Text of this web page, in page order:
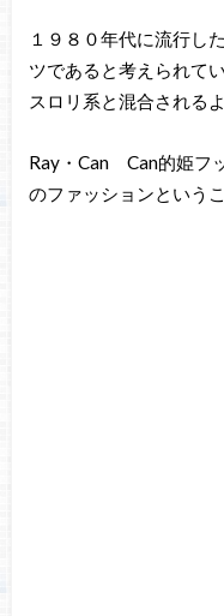
１９８０年代に流行し
ツであると考えられて
スロリ系と混合される
Ray・Can Can的姫フ
のファッションという